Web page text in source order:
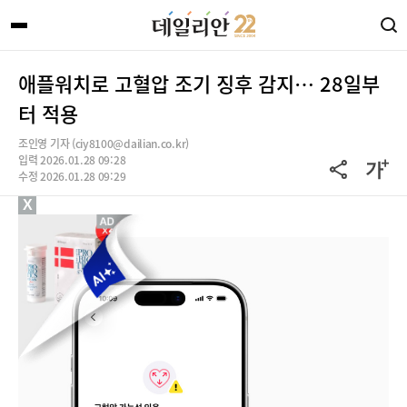
애플워치로 고혈압 조기 징후 감지… 28일부
터 적용
조인영 기자 (ciy8100@dailian.co.kr)
입력 2026.01.28 09:28
수정 2026.01.28 09:29
X